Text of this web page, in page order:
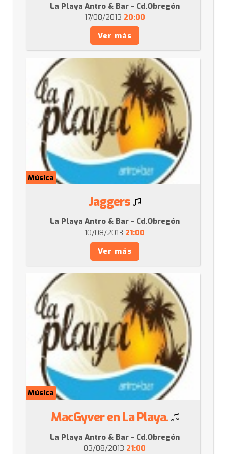
La Playa Antro & Bar - Cd.Obregón
17/08/2013 20:00
Ver más
Música
Jaggers
La Playa Antro & Bar - Cd.Obregón
10/08/2013 21:00
Ver más
Música
MacGyver en La Playa.
La Playa Antro & Bar - Cd.Obregón
03/08/2013 21:00